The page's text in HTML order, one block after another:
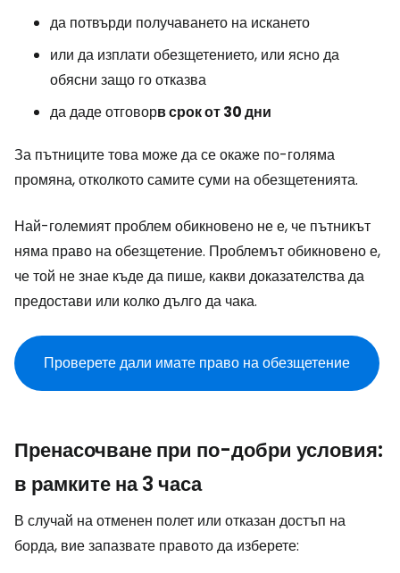
да потвърди получаването на искането
или да изплати обезщетението, или ясно да
обясни защо го отказва
да даде отговорв срок от 30 дни
За пътниците това може да се окаже по-голяма
промяна, отколкото самите суми на обезщетенията.
Най-големият проблем обикновено не е, че пътникът
няма право на обезщетение. Проблемът обикновено е,
че той не знае къде да пише, какви доказателства да
предостави или колко дълго да чака.
Проверете дали имате право на обезщетение
Пренасочване при по-добри условия:
в рамките на 3 часа
В случай на отменен полет или отказан достъп на
борда, вие запазвате правото да изберете: